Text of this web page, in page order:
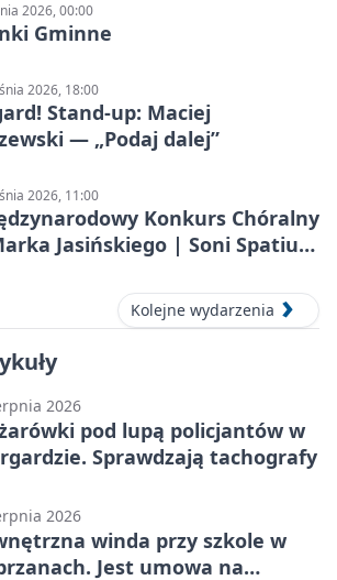
2026, 00:00
Gminne
2026, 18:00
Stand-up: Maciej
— „Podaj dalej”
2026, 11:00
Konkurs Chóralny
Jasińskiego | Soni Spatium
Kolejne wydarzenia
2026
pod lupą policjantów w
Sprawdzają tachografy
2026
winda przy szkole w
Jest umowa na